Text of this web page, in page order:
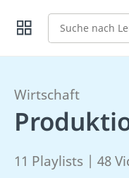
Suche
Wirtschaft
11 Playlists | 48